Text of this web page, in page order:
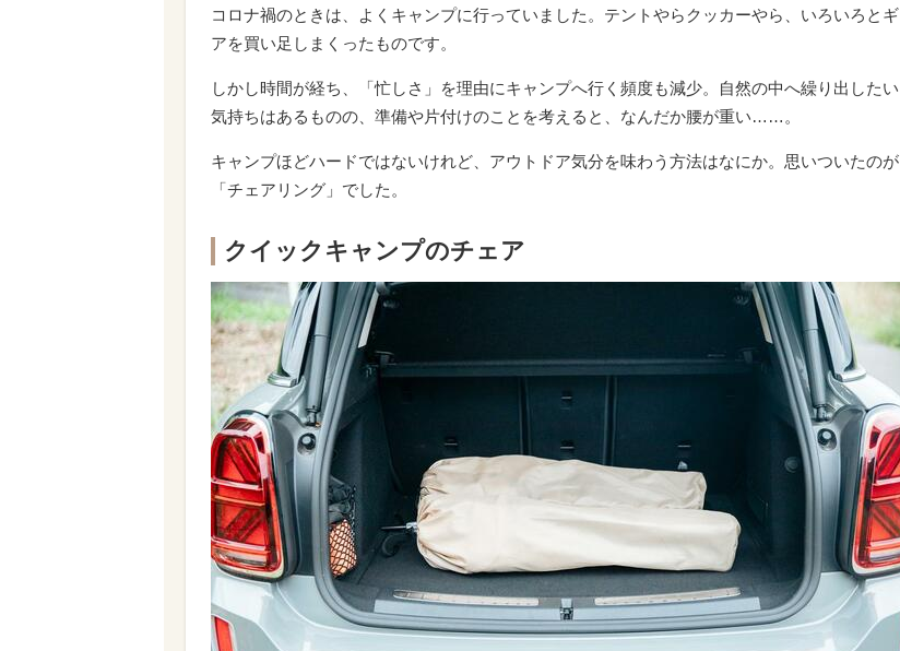
コロナ禍のときは、よくキャンプに行っていました。テントやらクッカーやら、いろいろとギ
アを買い足しまくったものです。
しかし時間が経ち、「忙しさ」を理由にキャンプへ行く頻度も減少。自然の中へ繰り出したい
気持ちはあるものの、準備や片付けのことを考えると、なんだか腰が重い……。
キャンプほどハードではないけれど、アウトドア気分を味わう方法はなにか。思いついたのが
「チェアリング」でした。
クイックキャンプのチェア